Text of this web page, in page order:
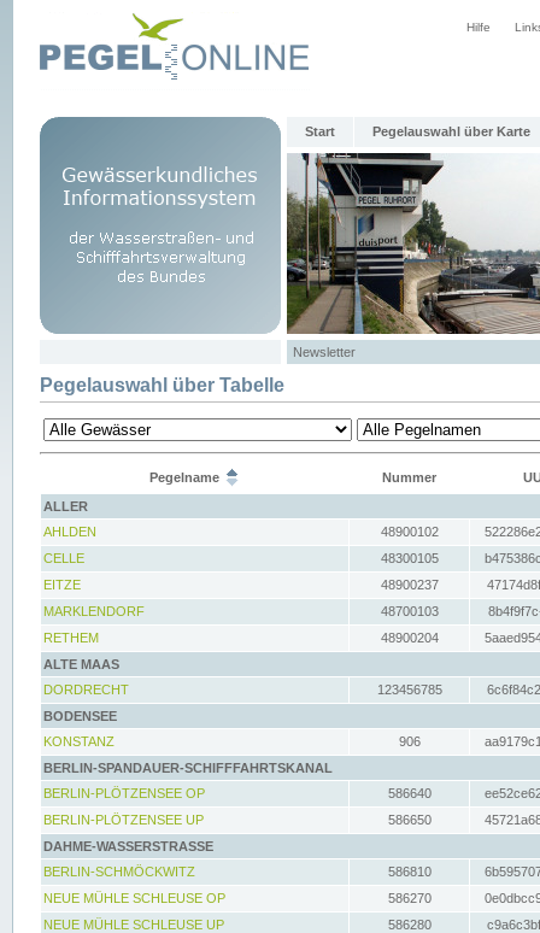
Hilfe
Start Pegelauswahl über Karte
Newsletter
Pegelauswahl über Tabelle
Pegelname Nummer
ALLER
AHLDEN
48900102
CELLE
48300105
EITZE
48900237
MARKLENDORF
48700103
RETHEM
48900204
ALTE MAAS
DORDRECHT
123456785
BODENSEE
KONSTANZ
906
BERLIN-SPANDAUER-SCHIFFFAHRTSKANAL
BERLIN-PLÖTZENSEE OP
586640
BERLIN-PLÖTZENSEE UP
586650
DAHME-WASSERSTRASSE
BERLIN-SCHMÖCKWITZ
586810
NEUE MÜHLE SCHLEUSE OP
586270
NEUE MÜHLE SCHLEUSE UP
586280